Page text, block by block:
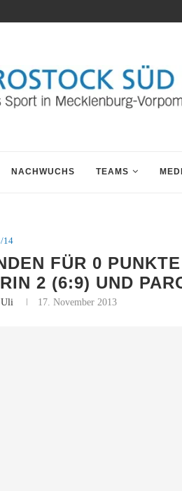
NACHWUCHS TEAMS
14
FÜR 0
2 (6:9) UND
Uli 17. November 2013